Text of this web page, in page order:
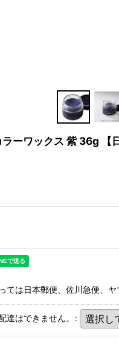
ラーワックス 紫 36g
ては日本郵便、佐川急便、
はできません。 :